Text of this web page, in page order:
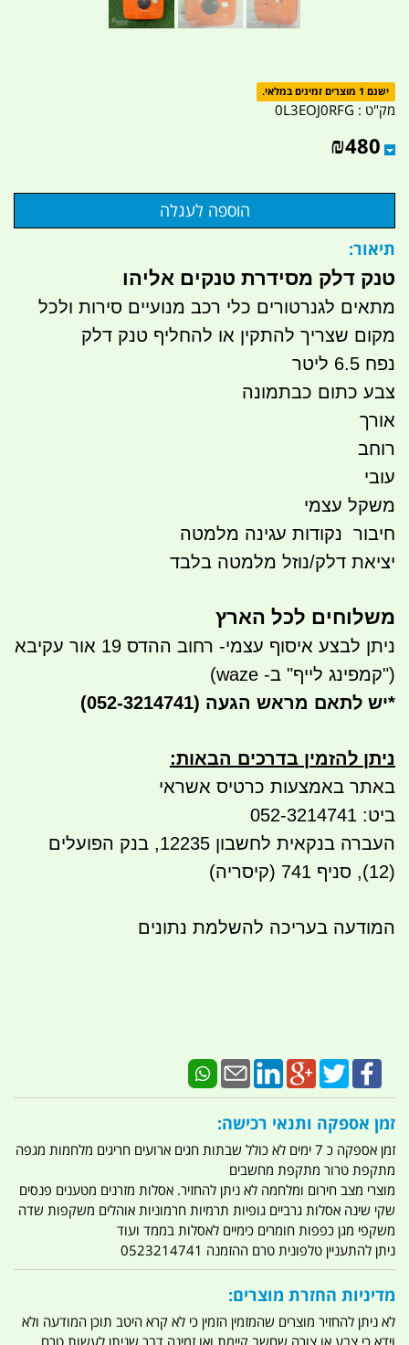
ישנם 1 מוצרים זמינים במלאי.
מק"ט : 0L3EOJ0RFG
₪480
תיאור:
טנק דלק מסידרת טנקים אליהו
מתאים לגנרטורים כלי רכב מנועיים סירות ולכל
מקום שצריך להתקין או להחליף טנק דלק
נפח 6.5 ליטר
צבע כתום כבתמונה
אורך
רוחב
עובי
משקל עצמי
חיבור נקודות עגינה מלמטה
יציאת דלק/נוזל מלמטה בלבד
משלוחים לכל הארץ
ניתן לבצע איסוף עצמי- רחוב ההדס 19 אור עקיבא
("קמפינג לייף" ב- waze)
*יש לתאם מראש הגעה (052-3214741)
ניתן להזמין בדרכים הבאות:
באתר באמצעות כרטיס אשראי
ביט: 052-3214741
העברה בנקאית לחשבון 12235, בנק הפועלים
(12), סניף 741 (קיסריה)
המודעה בעריכה להשלמת נתונים
זמן אספקה ותנאי רכישה:
זמן אספקה כ 7 ימים לא כולל שבתות חגים ארועים חריגים מלחמות מגפה
מתקפת טרור מתקפת מחשבים
מוצרי מצב חירום ומלחמה לא ניתן להחזיר. אסלות מזרנים מטענים פנסים
שקי שינה אסלות גרביים גופיות תרמיות חרמוניות אוהלים משקפות שדה
משקפי מגן כפפות חומרים כימיים לאסלות בממד ועוד
ניתן להתעניין טלפונית טרם ההזמנה 0523214741
מדיניות החזרת מוצרים:
לא ניתן להחזיר מוצרים שהמזמין הזמין כי לא קרא היטב תוכן המודעה ולא